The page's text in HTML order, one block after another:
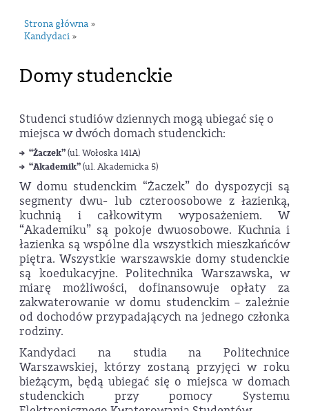
Strona główna »
Kandydaci »
Domy studenckie
Studenci studiów dziennych mogą ubiegać się o
miejsca w dwóch domach studenckich:
“Żaczek”(ul. Wołoska 141A)
“Akademik”(ul. Akademicka 5)
W domu studenckim “Żaczek” do dyspozycji są
segmenty dwu- lub czteroosobowe z łazienką,
kuchnią i całkowitym wyposażeniem. W
“Akademiku” są pokoje dwuosobowe. Kuchnia i
łazienka są wspólne dla wszystkich mieszkańców
piętra. Wszystkie warszawskie domy studenckie
są koedukacyjne. Politechnika Warszawska, w
miarę możliwości, dofinansowuje opłaty za
zakwaterowanie w domu studenckim – zależnie
od dochodów przypadających na jednego członka
rodziny.
Kandydaci na studia na Politechnice
Warszawskiej, którzy zostaną przyjęci w roku
bieżącym, będą ubiegać się o miejsca w domach
studenckich przy pomocy Systemu